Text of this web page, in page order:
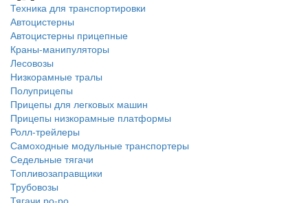
Техника для транспортировки
Автоцистерны
Автоцистерны прицепные
Краны-манипуляторы
Лесовозы
Низкорамные тралы
Полуприцепы
Прицепы для легковых машин
Прицепы низкорамные платформы
Ролл-трейлеры
Самоходные модульные транспортеры
Седельные тягачи
Топливозаправщики
Трубовозы
Тягачи ро-ро